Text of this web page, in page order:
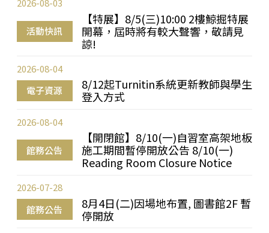
活動快訊
【特展】8/5(三)10:00 2樓鯨掘特展
開幕，屆時將有較大聲響，敬請見
諒!
2026-08-03
電子資源
8/12起Turnitin系統更新教師與學生
登入方式
2026-08-04
館務公告
【開閉館】8/10(一)自習室高架地板
施工期間暫停開放公告 8/10(一)
Reading Room Closure Notice
2026-08-04
館務公告
8月4日(二)因場地布置, 圖書館2F 暫
停開放
2026-07-28